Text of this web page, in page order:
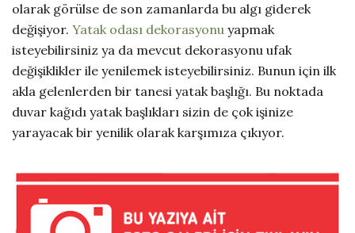
olarak görülse de son zamanlarda bu algı giderek
değişiyor. Yatak odası dekorasyonu yapmak
isteyebilirsiniz ya da mevcut dekorasyonu ufak
değişiklikler ile yenilemek isteyebilirsiniz. Bunun için ilk
akla gelenlerden bir tanesi yatak başlığı. Bu noktada
duvar kağıdı yatak başlıkları sizin de çok işinize
yarayacak bir yenilik olarak karşımıza çıkıyor.